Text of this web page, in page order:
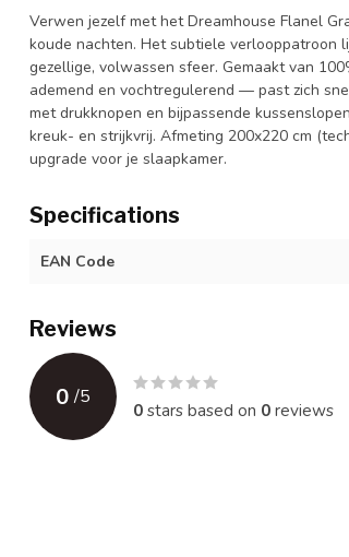
Verwen jezelf met het Dreamhouse Flanel
koude nachten. Het subtiele verlooppatroon
gezellige, volwassen sfeer. Gemaakt van
ademend en vochtregulerend — past zich
met drukknopen en bijpassende
kreuk- en strijkvrij. Afmeting 200x220 cm
upgrade voor je slaapkamer.
Specifications
EAN Code
Reviews
0 /5
0stars based on 0reviews